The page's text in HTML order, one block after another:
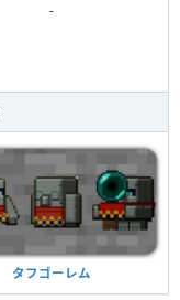
-
タフゴーレム